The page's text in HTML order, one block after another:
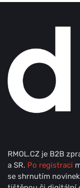
RMOL.CZ je B2B
a SR. Po registraci
se shrnutím